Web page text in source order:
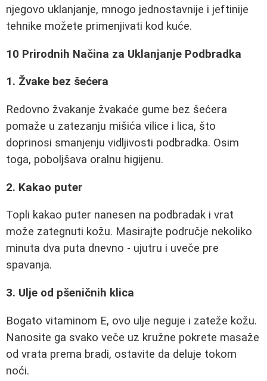
njegovo uklanjanje, mnogo jednostavnije i jeftinije
tehnike možete primenjivati kod kuće.
10 Prirodnih Načina za Uklanjanje Podbradka
1. Žvake bez šećera
Redovno žvakanje žvakaće gume bez šećera
pomaže u zatezanju mišića vilice i lica, što
doprinosi smanjenju vidljivosti podbradka. Osim
toga, poboljšava oralnu higijenu.
2. Kakao puter
Topli kakao puter nanesen na podbradak i vrat
može zategnuti kožu. Masirajte područje nekoliko
minuta dva puta dnevno - ujutru i uveče pre
spavanja.
3. Ulje od pšeničnih klica
Bogato vitaminom E, ovo ulje neguje i zateže kožu.
Nanosite ga svako veče uz kružne pokrete masaže
od vrata prema bradi, ostavite da deluje tokom
noći.